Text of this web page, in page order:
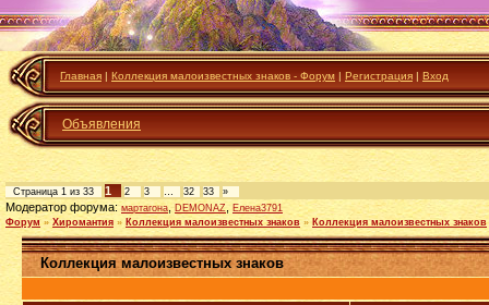
Главная | Коллекция малоизвестных знаков - Форум | Регистрация | Вход
Объявления
Страница 1 из 33 1 2 3 … 32 33 »
Модератор форума:мартагона DEMONAZ
Елена3791
Форум » Хиромантия » Коллекция малоизвестных знаков » Коллекция малоизвестных знаков
Коллекция малоизвестных знаков